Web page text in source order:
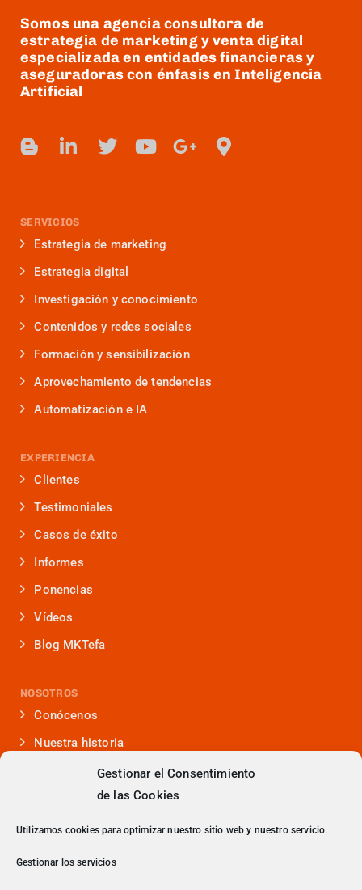
Gestionar el Consentimiento
de las Cookies
Utilizamos cookies para optimizar nuestro sitio web y nuestro servicio.
Gestionar los servicios
Somos una agencia consultora de
estrategia de marketing y venta digital
especializada en entidades financieras y
aseguradoras con énfasis en Inteligencia
Artificial
SERVICIOS
Estrategia de marketing
Estrategia digital
Investigación y conocimiento
Contenidos y redes sociales
Formación y sensibilización
Aprovechamiento de tendencias
Automatización e IA
EXPERIENCIA
Clientes
Testimoniales
Casos de éxito
Informes
Ponencias
Vídeos
Blog MKTefa
NOSOTROS
Conócenos
Nuestra historia
Iniciativas que lideramos
Noticias y eventos
Presencia en medios